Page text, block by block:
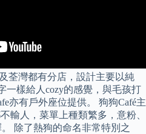
荃灣都有分店，設計主要以純
一樣給人cozy的感覺，與毛孩打
亦有戶外座位提供。 狗狗Café主
輸人，菜單上種類繁多，意粉、
除了熱狗的命名非常特別之